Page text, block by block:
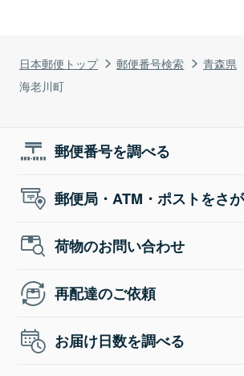
日本郵便トップ 郵便番号検索 青森県
海老川町
郵便番号を調べる
郵便局・ATM・ポストをさ
荷物のお問い合わせ
再配達のご依頼
お届け日数を調べる